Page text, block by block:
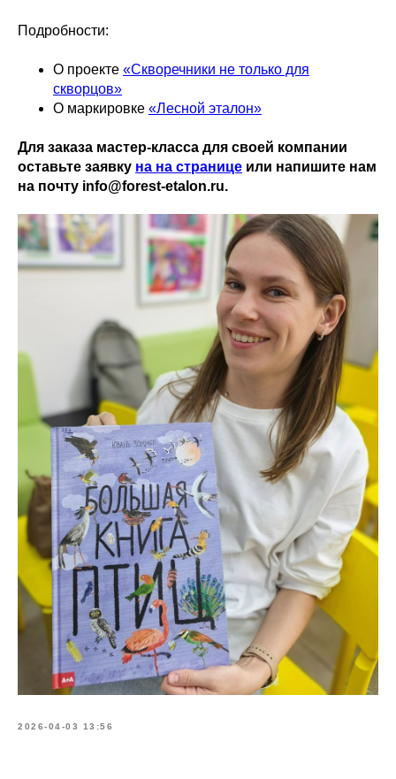
Подробности:
О проекте «Скворечники не только для
скворцов»
О маркировке «Лесной эталон»
Для заказа мастер-класса для своей компании
оставьте заявку на на странице или напишите нам
на почту info@forest-etalon.ru.
2026-04-03 13:56